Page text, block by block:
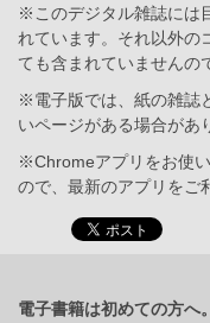
※このデジタル雑誌には
れています。それ以外の
ても含まれていませんの
※電子版では、紙の雑誌
いページがある場合があ
※Chromeアプリをお使
ので、最新のアプリをご
電子書籍は初めての方へ